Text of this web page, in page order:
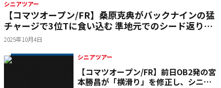
シニアツアー
【コマツオープン/FR】桑原克典がバックナインの猛
チャージで3位Tに食い込む 準地元でのシード返り咲
きに「やったー！」
2025年10月4日
シニアツアー
【コマツオープン/FR】前日OB2発の宮
本勝昌が「横滑り」を修正し、シニア